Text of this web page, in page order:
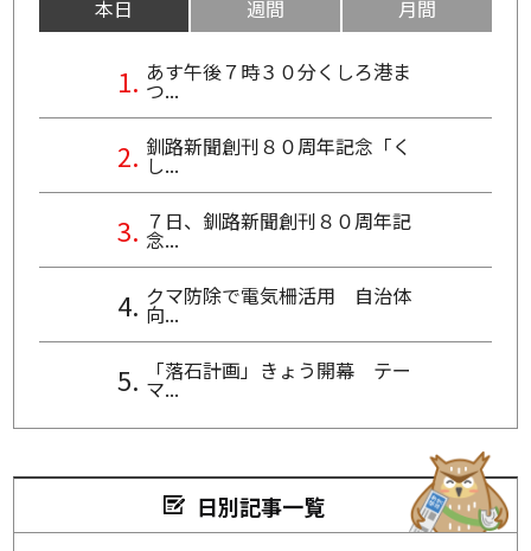
本日 週間 月間
あす午後７時３０分くしろ港ま
つ...
釧路新聞創刊８０周年記念「く
し...
７日、釧路新聞創刊８０周年記
念...
クマ防除で電気柵活用 自治体
向...
「落石計画」きょう開幕 テー
マ...
日別記事一覧